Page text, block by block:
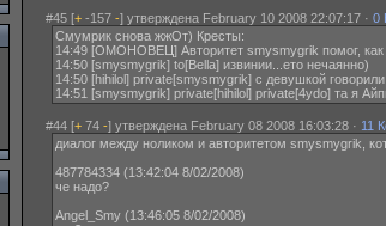
#45 [+ -157 -] утверждена February 10 2008 22:07:17 · 0
Смумрик снова жжОт) Кресты:
14:49 [ОМОНОВЕЦ] Авторитет smysmygrik помог, как
14:50 [smysmygrik] to[Bella] извинии...ето нечаянно)
14:50 [hihilol] private[smysmygrik] с девушкой
14:51 [smysmygrik] private[hihilol] private[4ydo] та я
#44 [+ 74 -] утверждена February 08 2008 16:03:28 · 11
диалог между ноликом и авторитетом smysmygrik,
487784334 (13:42:04 8/02/2008)
че надо?
Angel_Smy (13:46:05 8/02/2008)